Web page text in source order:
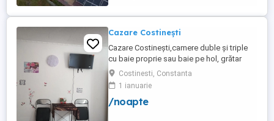
party, ...
Cazare Costinești
Cazare Costinești,camere duble și triple
cu baie proprie sau baie pe hol, grătar
frigider curte,parcare proprie , prețuri
începând de la 150 lei pe noapte,telefon
Costinesti, Constanta
1 ianuarie
/noapte